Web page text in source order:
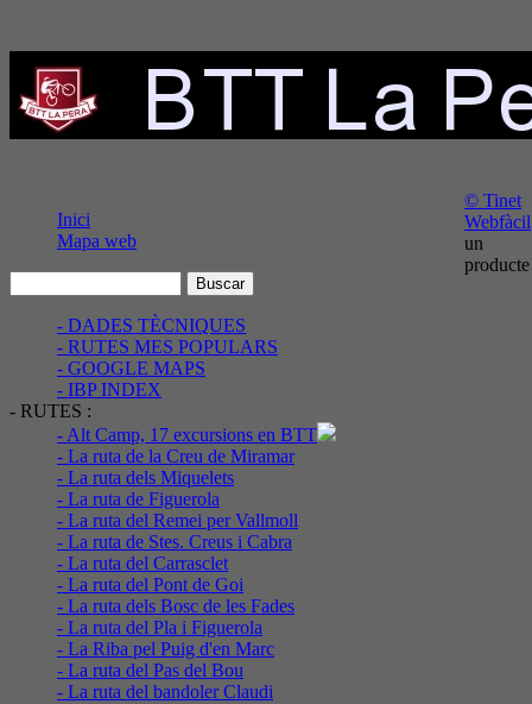
Inici
Mapa web
- DADES TÈCNIQUES
- RUTES MES POPULARS
- GOOGLE MAPS
- IBP INDEX
- RUTES :
- Alt Camp, 17 excursions en BTT
- La ruta de la Creu de Miramar
- La ruta dels Miquelets
- La ruta de Figuerola
- La ruta del Remei per Vallmoll
- La ruta de Stes. Creus i Cabra
- La ruta del Carrasclet
- La ruta del Pont de Goi
- La ruta dels Bosc de les Fades
- La ruta del Pla i Figuerola
- La Riba pel Puig d'en Marc
- La ruta del Pas del Bou
- La ruta del bandoler Claudi
© Tinet
Webfàcil
un
producte